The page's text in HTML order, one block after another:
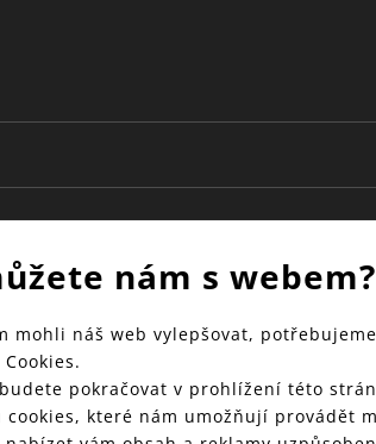
nám s webem?
mohli náš web vylepšovat,
pokračovat v prohlížení této
cookies, které nám umožňují provádět